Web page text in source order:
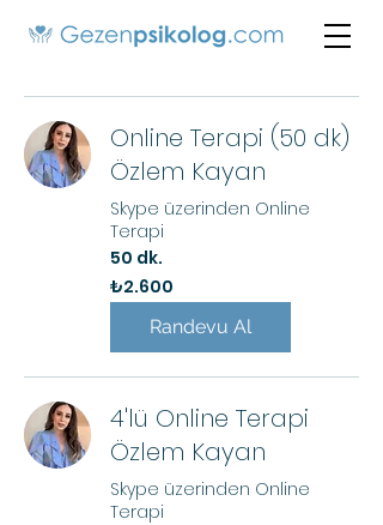
Online Terapi (50 dk)
Özlem Kayan
Skype üzerinden Online
Terapi
50 dk.
₺2.600
Türk
₺2.600
Randevu Al
4'lü Online Terapi
Özlem Kayan
Skype üzerinden Online
Terapi